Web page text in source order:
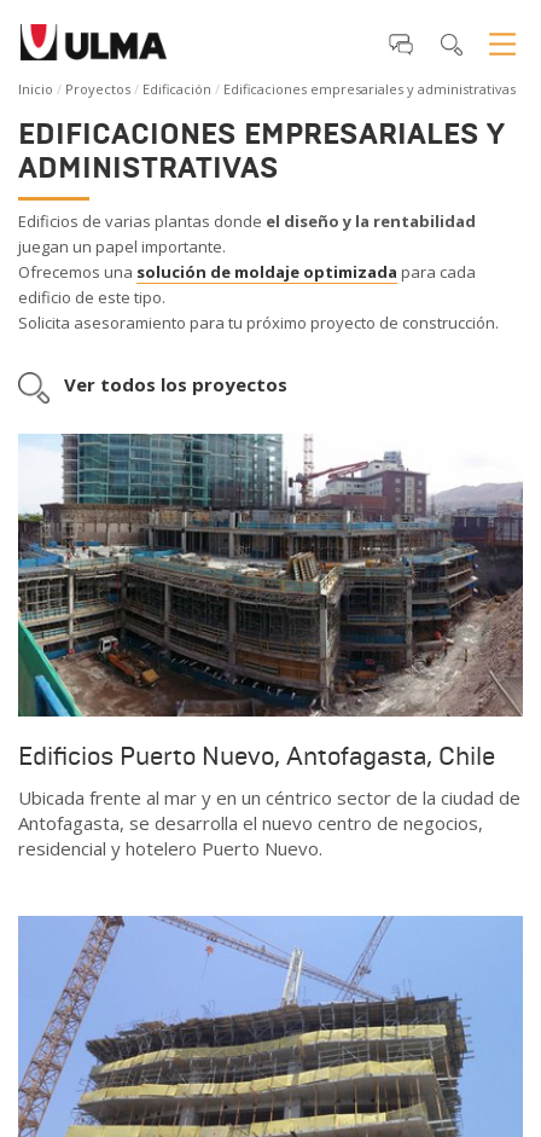
Inicio Proyectos Edificación Edificaciones empresariales y administrativas
EDIFICACIONES EMPRESARIALES Y
ADMINISTRATIVAS
Edificios de varias plantas donde el diseño y la rentabilidad
juegan un papel importante.
Ofrecemos una solución de moldaje optimizada para cada
edificio de este tipo.
Solicita asesoramiento para tu próximo proyecto de construcción.
Ver todos los proyectos
Edificios Puerto Nuevo, Antofagasta, Chile
Ubicada frente al mar y en un céntrico sector de la ciudad de
Antofagasta, se desarrolla el nuevo centro de negocios,
residencial y hotelero Puerto Nuevo.